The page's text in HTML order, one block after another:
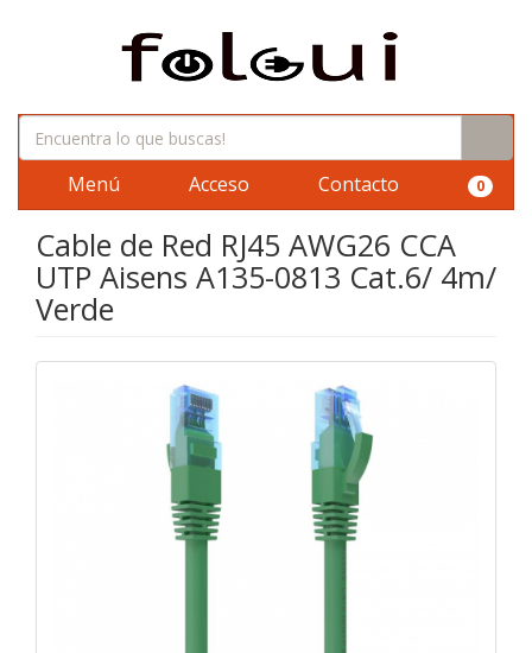
Menú Acceso Contacto 0
Cable de Red RJ45 AWG26 CCA
UTP Aisens A135-0813 Cat.6/ 4m/
Verde